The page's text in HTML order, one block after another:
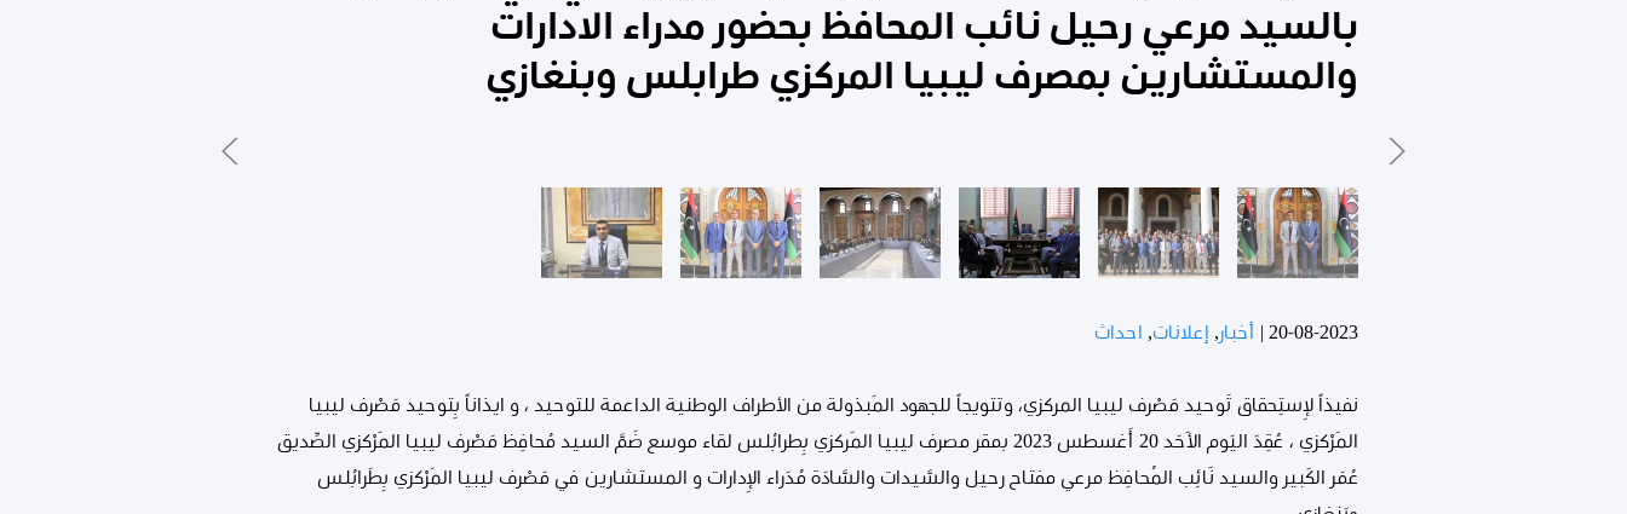
بالسيد مرعي رحيل نائب المحافظ بحضور مدراء الادارات
والمستشارين بمصرف ليبيا المركزي طرابلس وبنغازي
20-08-2023 أخبار, إعلانات, احداث
نفيذاً لإِستِحقاق تَوحيد مَصْرف ليبيا المركزي، وتتويجاً للجهود المَبذولة من الأطراف الوطنية الداعمة للتوحيد ، و ايذاناً بِتوحيد مَصْرف ليبيا
المَرْكزي ، عُقِدَ اليَوم الأَحَد 20 أَغسطس 2023 بمقر مصرف ليبيا المَركزي بِطرابُلس لقاء موسع ضَمَّ السيد مُحافِظ مَصْرف ليبيا المَرْكزي الصِّديق
عُمَر الكَبير والسيد نَائِب المُحافِظ مرعي مفتاح رحيل والسَّيدات والسَّادَة مُدَراء الإِدارات و المستشارين في مَصْرف ليبيا المَرْكزي بِطَرابُلس